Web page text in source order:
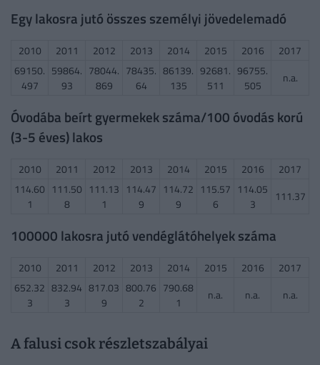
Egy lakosra jutó összes személyi jövedelemadó
2010 2011 2012 2013 2014 2015 2016
2017
69150.
497
59864.
93
78044.
869
78435.
64
86139.
135
92681.
511
96755.
505
n.a.
Óvodába beírt gyermekek száma/100 óvodás korú
(3-5 éves) lakos
2010 2011 2012 2013 2014 2015 2016
2017
114.60
1
111.50
8
111.13
1
114.47
9
114.72
9
115.57
6
114.05
3
111.37
100000 lakosra jutó vendéglátóhelyek száma
2010 2011 2012 2013 2014 2015 2016
2017
652.32
3
832.94
3
817.03
9
800.76
2
790.68
1
n.a. n.a. n.a.
A falusi csok részletszabályai